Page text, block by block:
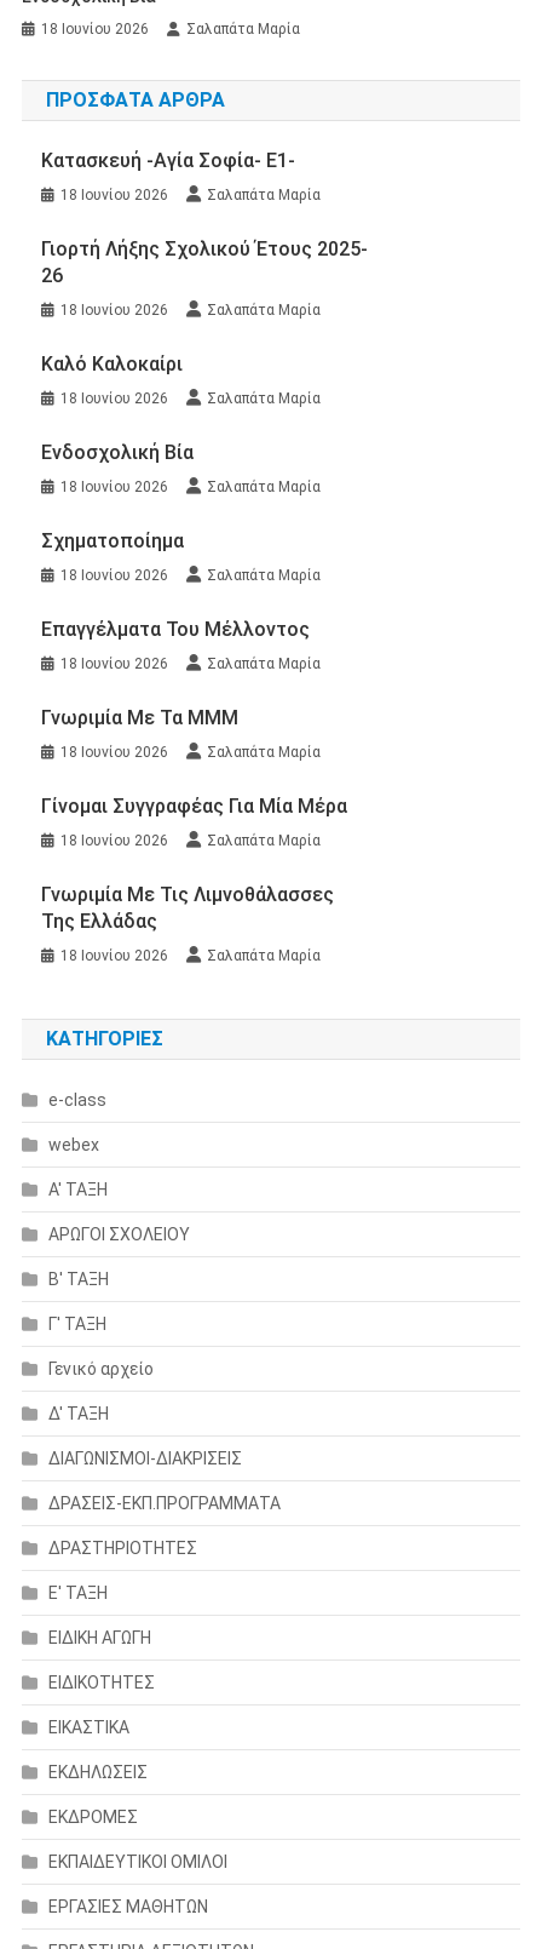
18 Ιουνίου 2026 Σαλαπάτα Μαρία
ΠΡΌΣΦΑΤΑ ΆΡΘΡΑ
Κατασκευή -Αγία Σοφία- Ε1-
18 Ιουνίου 2026 Σαλαπάτα Μαρία
Γιορτή Λήξης Σχολικού Έτους 2025-
26
18 Ιουνίου 2026 Σαλαπάτα Μαρία
Καλό Καλοκαίρι
18 Ιουνίου 2026 Σαλαπάτα Μαρία
Ενδοσχολική Βία
18 Ιουνίου 2026 Σαλαπάτα Μαρία
Σχηματοποίημα
18 Ιουνίου 2026 Σαλαπάτα Μαρία
Επαγγέλματα Του Μέλλοντος
18 Ιουνίου 2026 Σαλαπάτα Μαρία
Γνωριμία Με Τα ΜΜΜ
18 Ιουνίου 2026 Σαλαπάτα Μαρία
Γίνομαι Συγγραφέας Για Μία Μέρα
18 Ιουνίου 2026 Σαλαπάτα Μαρία
Γνωριμία Με Τις Λιμνοθάλασσες
Της Ελλάδας
18 Ιουνίου 2026 Σαλαπάτα Μαρία
KΑΤΗΓΟΡΊΕΣ
e-class
webex
Α' ΤΑΞΗ
ΑΡΩΓΟΙ ΣΧΟΛΕΙΟΥ
Β' ΤΑΞΗ
Γ' ΤΑΞΗ
Γενικό αρχείο
Δ' ΤΑΞΗ
ΔΙΑΓΩΝΙΣΜΟΙ-ΔΙΑΚΡΙΣΕΙΣ
ΔΡΑΣΕΙΣ-ΕΚΠ.ΠΡΟΓΡΑΜΜΑΤΑ
ΔΡΑΣΤΗΡΙΟΤΗΤΕΣ
Ε' ΤΑΞΗ
ΕΙΔΙΚΗ ΑΓΩΓΗ
ΕΙΔΙΚΟΤΗΤΕΣ
ΕΙΚΑΣΤΙΚΑ
ΕΚΔΗΛΩΣΕΙΣ
ΕΚΔΡΟΜΕΣ
ΕΚΠΑΙΔΕΥΤΙΚΟΙ ΟΜΙΛΟΙ
ΕΡΓΑΣΙΕΣ ΜΑΘΗΤΩΝ